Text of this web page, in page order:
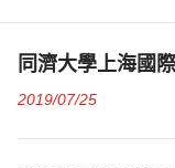
同濟大學上海國
2019/07/25